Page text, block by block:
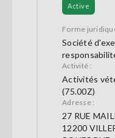
Active
Forme
Société
Activité :
Activités
(75.00Z)
Adresse :
27 RUE
12200